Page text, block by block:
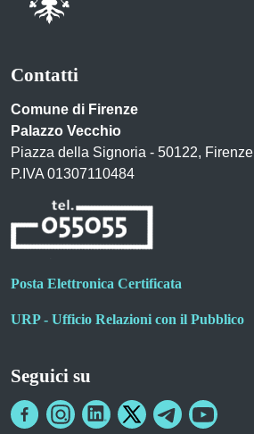
Contatti
Comune di Firenze
Palazzo Vecchio
Piazza della Signoria - 50122, Firenze
P.IVA 01307110484
Posta Elettronica Certificata
URP - Ufficio Relazioni con il Pubblico
Seguici su